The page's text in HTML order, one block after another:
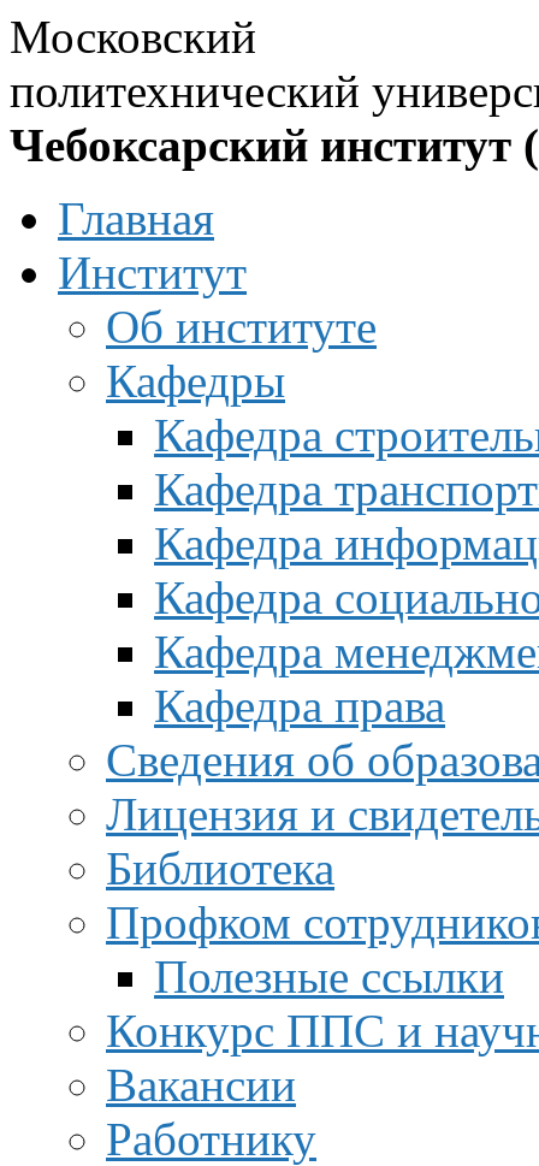
Московский
политехнический
Чебоксарский институт
Главная
Институт
Об институте
Кафедры
Кафедра
Кафедра
Кафедра
Кафедра
Кафедра
Кафедра права
Сведения об
Лицензия и
Библиотека
Профком
Полезные ссылки
Конкурс ППС и
Вакансии
Работнику